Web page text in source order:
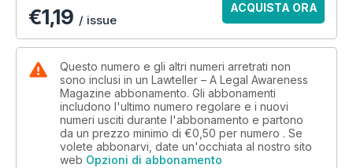
€1,19 / issue
ACQUISTA ORA
Questo numero e gli altri numeri arretrati non
sono inclusi in un Lawteller – A Legal Awareness
Magazine abbonamento. Gli abbonamenti
includono l'ultimo numero regolare e i nuovi
numeri usciti durante l'abbonamento e partono
da un prezzo minimo di €0,50 per numero . Se
volete abbonarvi, date un'occhiata al nostro sito
web Opzioni di abbonamento